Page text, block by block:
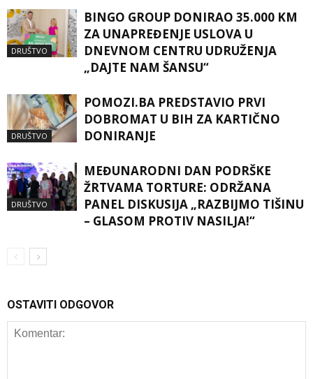
DRUŠTVO
BINGO GROUP DONIRAO 35.000 KM
ZA UNAPREĐENJE USLOVA U
DNEVNOM CENTRU UDRUŽENJA
„DAJTE NAM ŠANSU“
DRUŠTVO
POMOZI.BA PREDSTAVIO PRVI
DOBROMAT U BIH ZA KARTIČNO
DONIRANJE
DRUŠTVO
MEĐUNARODNI DAN PODRŠKE
ŽRTVAMA TORTURE: ODRŽANA
PANEL DISKUSIJA „RAZBIJMO TIŠINU
– GLASOM PROTIV NASILJA!“
OSTAVITI ODGOVOR